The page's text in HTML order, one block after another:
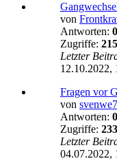
von
Antworten: 0
Zugriffe:
Letzter
12.10.2022,
Fragen vor
von
Antworten: 0
Zugriffe:
Letzter
04.07.2022,